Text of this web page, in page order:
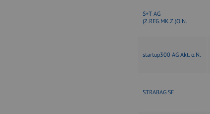
S+T AG
(Z.REG.MK.Z.)O.N.
startup300 AG Akt. o.N.
STRABAG SE